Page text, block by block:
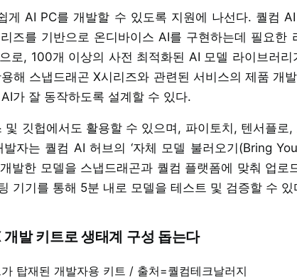
게 AI PC를 개발할 수 있도록 지원에 나선다. 퀄컴
즈를 기반으로 온디바이스 AI를 구현하는데 필요한
로, 100개 이상의 사전 최적화된 AI 모델 라이브러리
해 스냅드래곤 X시리즈와 관련된 서비스의 제품 개
가 잘 동작하도록 설계할 수 있다.
및 깃헙에서도 활용할 수 있으며, 파이토치, 텐서플로,
발자는 퀄컴 AI 허브의 ‘자체 모델 불러오기(Bring
발한 모델을 스냅드래곤과 퀄컴 플랫폼에 맞춰 업로
기기를 통해 5분 내로 모델을 테스트 및 검증할 수 있
발 키트로 생태계 구성 돕는다